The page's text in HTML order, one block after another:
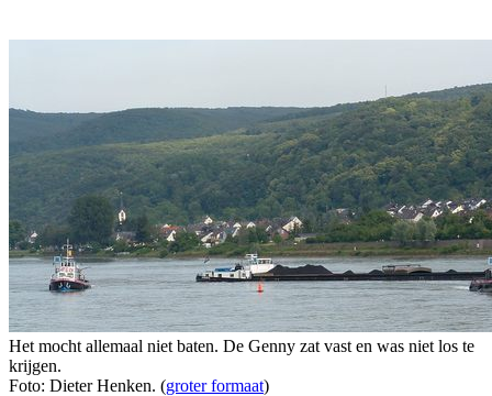
Het mocht allemaal niet baten. De Genny zat vast en was niet los te
krijgen.
Foto: Dieter Henken. (groter formaat)